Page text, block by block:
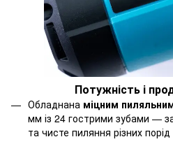
Потужність і
Обладнана міцним
мм із 24 гострими зубами —
та чисте пиляння різних